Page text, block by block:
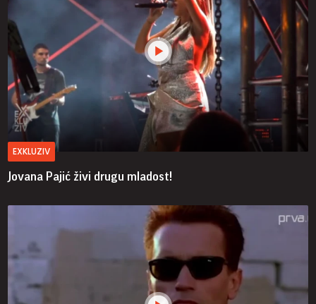
EXKLUZIV
Jovana Pajić živi drugu mladost!